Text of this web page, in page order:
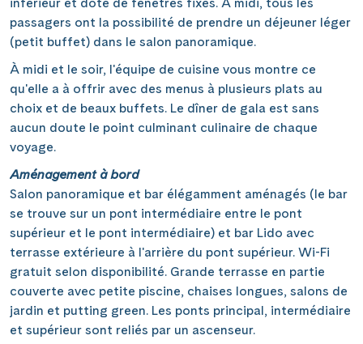
inférieur et doté de fenêtres fixes. À midi, tous les
passagers ont la possibilité de prendre un déjeuner léger
(petit buffet) dans le salon panoramique.
À midi et le soir, l'équipe de cuisine vous montre ce
qu'elle a à offrir avec des menus à plusieurs plats au
choix et de beaux buffets. Le dîner de gala est sans
aucun doute le point culminant culinaire de chaque
voyage.
Aménagement à bord
Salon panoramique et bar élégamment aménagés (le bar
se trouve sur un pont intermédiaire entre le pont
supérieur et le pont intermédiaire) et bar Lido avec
terrasse extérieure à l'arrière du pont supérieur. Wi-Fi
gratuit selon disponibilité. Grande terrasse en partie
couverte avec petite piscine, chaises longues, salons de
jardin et putting green. Les ponts principal, intermédiaire
et supérieur sont reliés par un ascenseur.